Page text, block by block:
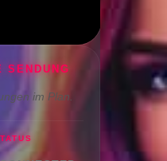
SENDUNG
im Plan.